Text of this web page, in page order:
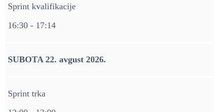
Sprint kvalifikacije
16:30 - 17:14
SUBOTA 22. avgust 2026.
Sprint trka